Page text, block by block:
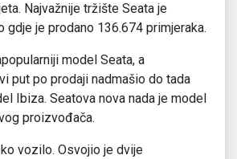
Najvažnije tržište Seata je
gdje je prodano 136.674 primjeraka.
model Seata, a
put po prodaji nadmašio do tada
Ibiza. Seatova nova nada je model
proizvođača.
vozilo. Osvojio je dvije